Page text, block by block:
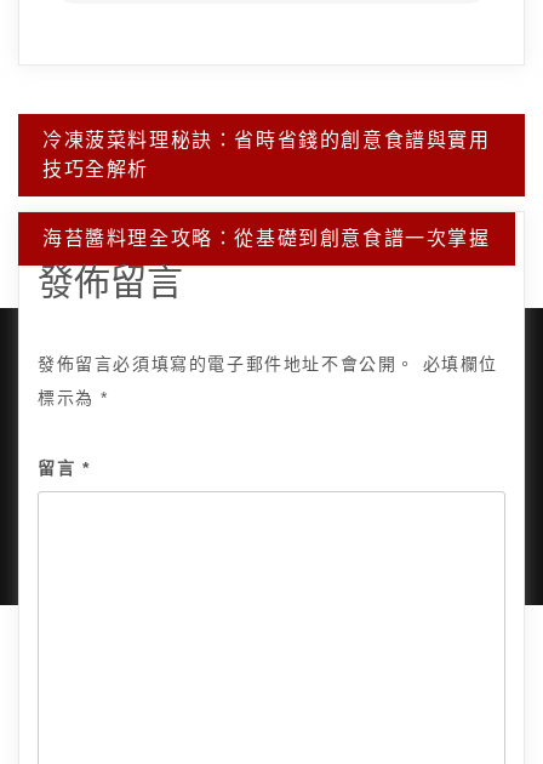
文
章
導
覽
冷凍菠菜料理秘訣：省時省錢的創意食譜與實用
技巧全解析
海苔醬料理全攻略：從基礎到創意食譜一次掌握
發佈留言
發佈留言必須填寫的電子郵件地址不會公開。
必填欄位
標示為*
留言 *
隱私政策 網站地圖 全部文章